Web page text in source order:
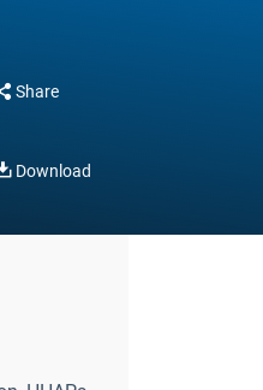
Share
Download